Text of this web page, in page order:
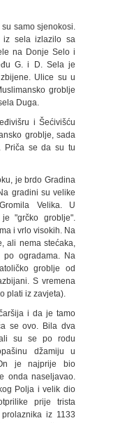
samo sjenokosi.
iz sela izlazilo sa
na Donje Selo i
G. i D. Sela je
Ulice su u
groblje
Duga.
i Šećivišću
groblje, sada
Priča se da su tu
je brdo Gradina
gradini su velike
Velika. U
"grčko groblje".
i vrlo visokih. Na
ali nema stećaka,
ogradama. Na
groblje od
S vremena
plati iz zavjeta).
i da je tamo
se ovo. Bila dva
su se po rodu
džamiju u
je najprije bio
onda naseljavao.
Polja i velik dio
prije trista
iz 1133